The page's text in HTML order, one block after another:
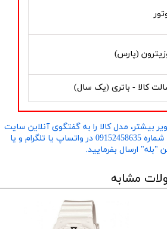
(پارس)
کالا - باتری (یک سال)
بیشتر، مدل کالا را به گفتگوی آنلاین سایت
​​​​​​​(سمت چپ پایین صفحه) و یا شماره 09152458635 در واتساپ یا تلگرام و یا
"بله" ارسال بفرمایید.
مشابه